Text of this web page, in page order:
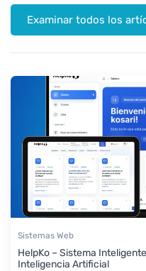
Examinar todos los
Sistemas Web
HelpKo – Sistema
Inteligencia Artificial